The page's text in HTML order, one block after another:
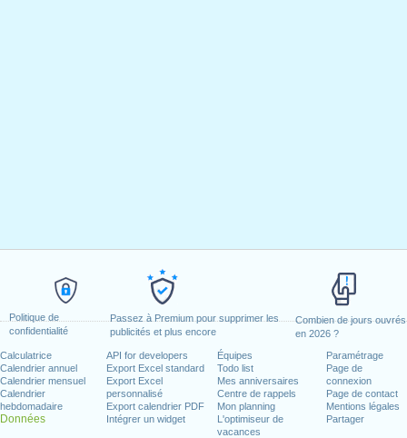
Politique de
confidentialité
Passez à Premium pour supprimer les
publicités et plus encore
Combien de jours ouvrés
en 2026 ?
Calculatrice
Calendrier annuel
Calendrier mensuel
Calendrier
hebdomadaire
Données
API for developers
Export Excel standard
Export Excel
personnalisé
Export calendrier PDF
Intégrer un widget
Équipes
Todo list
Mes anniversaires
Centre de rappels
Mon planning
L'optimiseur de
vacances
Paramétrage
Page de
connexion
Page de contact
Mentions légales
Partager